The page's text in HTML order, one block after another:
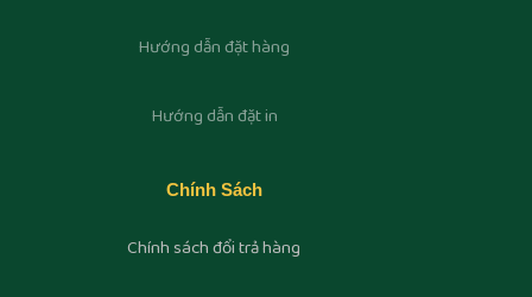
Hướng dẫn đặt hàng
Hướng dẫn đặt in
Chính Sách
Chính sách đổi trả hàng